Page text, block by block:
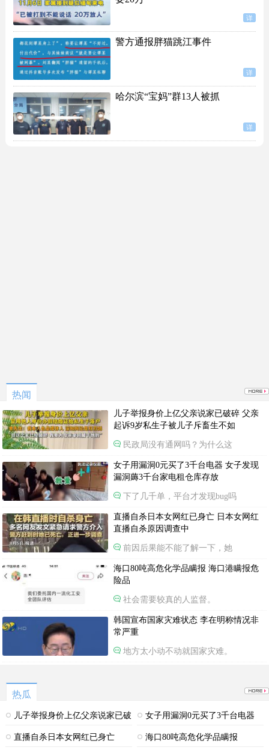
详
警方通报胖猫跳江事件
详
哈尔滨“宝妈”群13人被抓
详
热闻
儿子举报身价上亿父亲说家已破碎 父亲
起诉9岁私生子被儿子斥畜生不如
民政局没有通网吗？为什么这
女子用漏洞0元买了3千台电器 女子发现
漏洞薅3千台家电租仓库存放
下了几千单，平台才发现bug吗
直播自杀日本女网红已身亡 日本女网红
直播自杀原因调查中
前因后果能不能了解一下，她
海口80吨高危化学品瞒报 海口港瞒报危
险品
社会需要较真的人监督。
韩国宣布国家灾难状态 李在明称情况非
常严重
地方太小动不动就国家灾难。
热瓜
儿子举报身价上亿父亲说家已破
碎
女子用漏洞0元买了3千台电器
直播自杀日本女网红已身亡 海口80吨高危化学品瞒报